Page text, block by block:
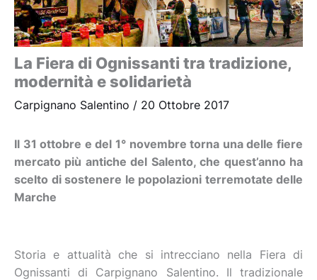
La Fiera di Ognissanti tra tradizione,
modernità e solidarietà
Carpignano Salentino / 20 Ottobre 2017
Il 31 ottobre e del 1° novembre torna una delle fiere
mercato più antiche del Salento, che quest’anno ha
scelto di sostenere le popolazioni terremotate delle
Marche
Storia e attualità che si intrecciano nella Fiera di
Ognissanti di Carpignano Salentino. Il tradizionale